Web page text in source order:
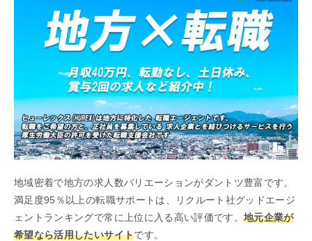
地域密着で地方の求人数バリエーションがダントツ豊富です。
満足度95％以上の転職サポートは、リクルート社グッドエージ
ェントランキングで常に上位に入る高い評価です。地元企業が
希望なら活用したいサイトです。